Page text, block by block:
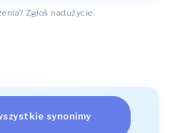
Zgłoś nadużycie.
synonimy